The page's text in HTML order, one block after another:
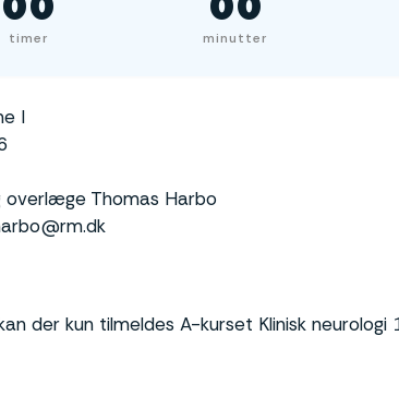
timer minutter
I
Thomas Harbo
der kun tilmeldes A-kurset Klinisk neurologi